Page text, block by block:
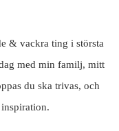
& vackra ting i största
med min familj, mitt
du ska trivas, och